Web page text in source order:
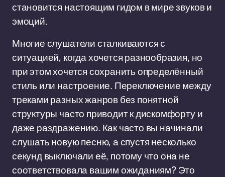
становится настоящим гидом в мире звуков и
эмоций.
Многие слушатели сталкиваются с
ситуацией, когда хочется разнообразия, но
при этом хочется сохранить определённый
стиль или настроение. Переключение между
треками разных жанров без понятной
структуры часто приводит к дискомфорту и
даже раздражению. Как часто вы начинали
слушать новую песню, а спустя несколько
секунд выключали её, потому что она не
соответствовала вашим ожиданиям? Это